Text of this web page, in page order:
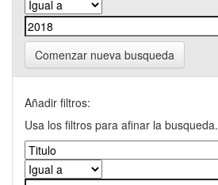
Comenzar nueva busqueda
Añadir filtros:
Usa los filtros para afinar la busqueda.